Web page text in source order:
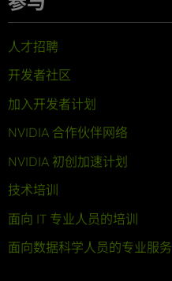
人才招聘
开发者社区
加入开发者计划
NVIDIA 合作伙伴网络
NVIDIA 初创加速计划
技术培训
面向 IT 专业人员的培训
面向数据科学人员的专业服务